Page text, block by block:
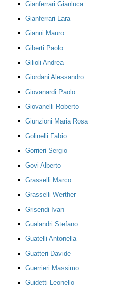
Gianferrari Gianluca
Gianferrari Lara
Gianni Mauro
Giberti Paolo
Gilioli Andrea
Giordani Alessandro
Giovanardi Paolo
Giovanelli Roberto
Giunzioni Maria Rosa
Golinelli Fabio
Gorrieri Sergio
Govi Alberto
Grasselli Marco
Grasselli Werther
Grisendi Ivan
Gualandri Stefano
Guatelli Antonella
Guatteri Davide
Guerrieri Massimo
Guidetti Leonello